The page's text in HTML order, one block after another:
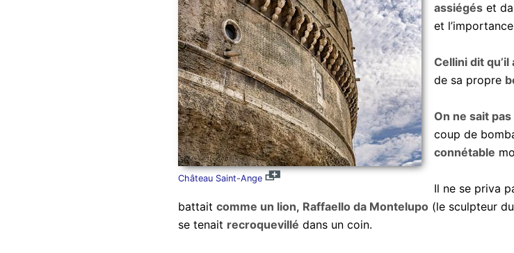
Château Saint-Ange
assiégés et
et
Cellini dit
de sa propre
On ne sait
coup de
connétable
Il ne se priva
battait comme un lion, Raffaello da Montelupo(le sculpteur
se tenait recroquevillé dans un coin.